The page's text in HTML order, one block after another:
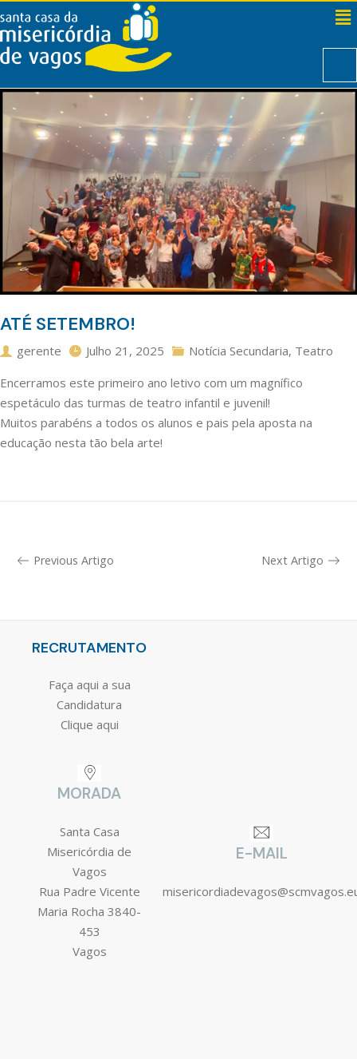
ATÉ SETEMBRO!
gerente Julho 21, 2025 Notícia Secundaria, Teatro
Encerramos este primeiro ano letivo com um magnífico
espetáculo das turmas de teatro infantil e juvenil!
Muitos parabéns a todos os alunos e pais pela aposta na
educação nesta tão bela arte!
Previous Artigo Next Artigo
RECRUTAMENTO
Faça aqui a sua
Candidatura
Clique aqui
MORADA
Santa Casa
Misericórdia de
Vagos
Rua Padre Vicente
Maria Rocha 3840-
453
Vagos
E-MAIL